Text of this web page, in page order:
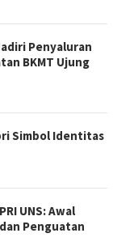
Penyaluran
BKMT Ujung
Simbol Identitas
UNS: Awal
Penguatan